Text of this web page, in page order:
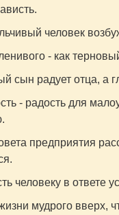
человек
- как
сын радует отца, а
- радость для
предприятия
человеку в ответе
мудрого вверх,